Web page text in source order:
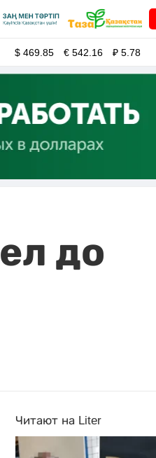
$469.85 €542.16 ₽5.78
до
Читают на Liter